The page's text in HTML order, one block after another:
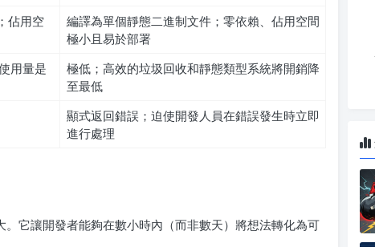
佔用空
編譯為單個靜態二進制文件；零依賴、佔用空間
極小且易於部署
用量是
極低；高效的垃圾回收和靜態類型系統將開銷降
至最低
顯式返回錯誤；迫使開發人員在錯誤發生時立即
進行處理
它讓開發者能夠在數小時內（而非數天）將想法轉化為可